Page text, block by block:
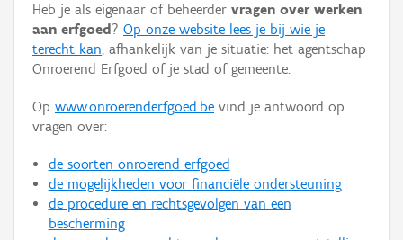
Hergebruik
Aanmelden
Heb je als eigenaar of beheerder vragen over werken
aan erfgoed ? Op onze website lees je bij wie je
terecht kan, afhankelijk van je situatie: het agentschap
Onroerend Erfgoed of je stad of gemeente.
Op www.onroerenderfgoed.be vind je antwoord op
vragen over:
de soorten onroerend erfgoed
de mogelijkheden voor financiële ondersteuning
de procedure en rechtsgevolgen van een
bescherming